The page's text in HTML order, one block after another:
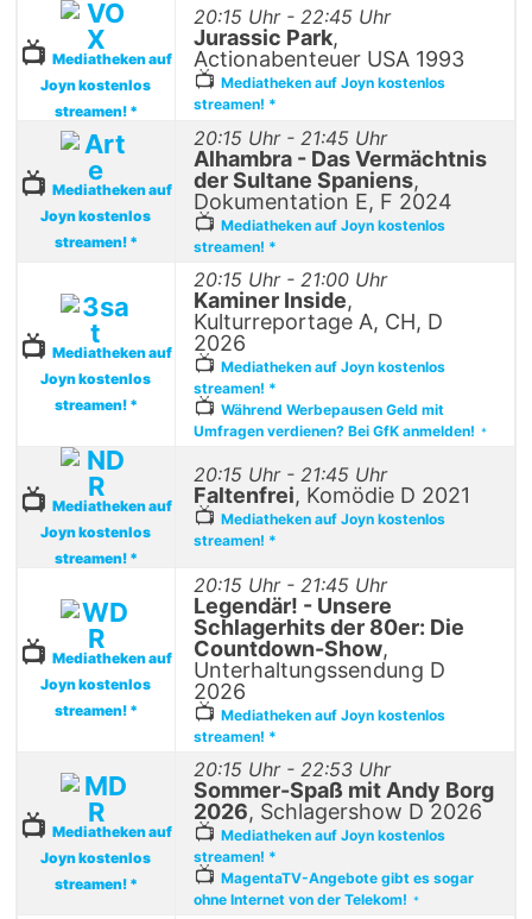
📺 Mediatheken auf
Joyn kostenlos
streamen! *
20:15 Uhr - 22:45 Uhr
Jurassic Park,
Actionabenteuer USA 1993
📺 Mediatheken auf Joyn kostenlos
streamen! *
📺 Mediatheken auf
Joyn kostenlos
streamen! *
20:15 Uhr - 21:45 Uhr
Alhambra - Das Vermächtnis
der Sultane Spaniens,
Dokumentation E, F 2024
📺 Mediatheken auf Joyn kostenlos
streamen! *
📺 Mediatheken auf
Joyn kostenlos
streamen! *
20:15 Uhr - 21:00 Uhr
Kaminer Inside,
Kulturreportage A, CH, D
2026
📺 Mediatheken auf Joyn kostenlos
streamen! *
📺 Während Werbepausen Geld mit
Umfragen verdienen? Bei GfK anmelden! *
📺 Mediatheken auf
Joyn kostenlos
streamen! *
20:15 Uhr - 21:45 Uhr
Faltenfrei, Komödie D 2021
📺 Mediatheken auf Joyn kostenlos
streamen! *
📺 Mediatheken auf
Joyn kostenlos
streamen! *
20:15 Uhr - 21:45 Uhr
Legendär! - Unsere
Schlagerhits der 80er: Die
Countdown-Show,
Unterhaltungssendung D
2026
📺 Mediatheken auf Joyn kostenlos
streamen! *
📺 Mediatheken auf
Joyn kostenlos
streamen! *
20:15 Uhr - 22:53 Uhr
Sommer-Spaß mit Andy Borg
2026, Schlagershow D 2026
📺 Mediatheken auf Joyn kostenlos
streamen! *
📺 MagentaTV-Angebote gibt es sogar
ohne Internet von der Telekom! *